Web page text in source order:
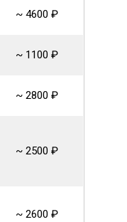
~ 4600 ₽
~ 1100 ₽
~ 2800 ₽
~ 2500 ₽
~ 2600 ₽